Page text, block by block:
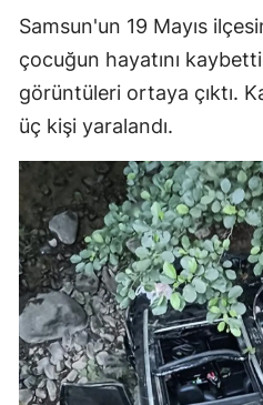
Samsun'un 19 Mayıs
çocuğun hayatını
görüntüleri ortaya çıktı.
üç kişi yaralandı.